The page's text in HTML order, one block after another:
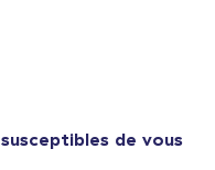
susceptibles de vous